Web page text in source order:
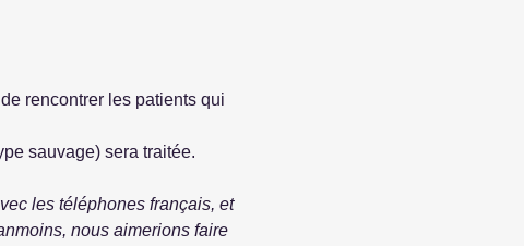
rencontrer les patients qui
sauvage) sera traitée.
les téléphones français, et
nous aimerions faire